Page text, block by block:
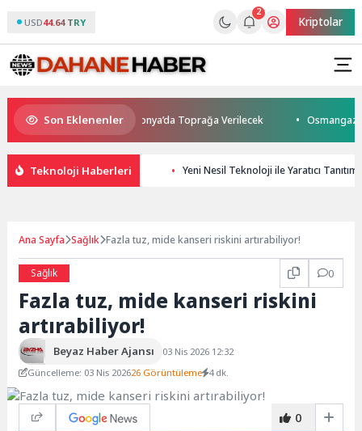
USD44.64 TRY
2
Kriptolar
Son Eklenenler
Kaybetti: Kuzey Makedonya’da Toprağa Verilecek
Teknoloji Haberleri Yeni Nesil Teknoloji ile Yaratıcı Tanıtım
Ana Sayfa Sağlık Fazla tuz, mide kanseri riskini artırabiliyor!
Sağlık 0
Fazla tuz, mide kanseri riskini
artırabiliyor!
Beyaz Haber Ajansı
03 Nis 2026 12:32
Güncelleme: 03 Nis 202626 Görüntüleme 4 dk.
0